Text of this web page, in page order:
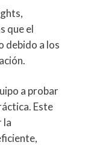
que el
debido a los
a probar
Este
la